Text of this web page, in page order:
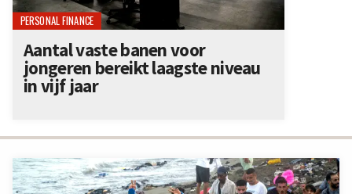
PERSONAL FINANCE
Aantal vaste banen voor
jongeren bereikt laagste niveau
in vijf jaar